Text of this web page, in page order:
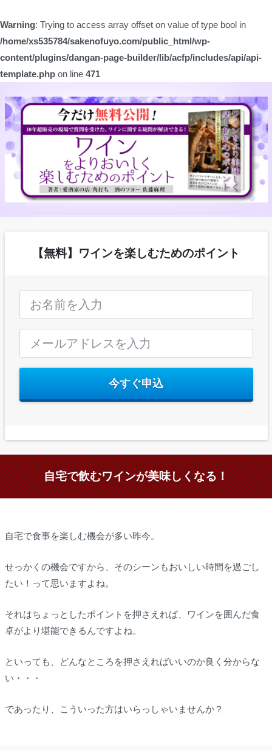
Warning: Trying to access array offset on value of type bool in
/home/xs535784/sakenofuyo.com/public_html/wp-
content/plugins/dangan-page-builder/lib/acfp/includes/api/api-
template.php on line 471
【無料】ワインを楽しむためのポイント
今すぐ申込
自宅で飲むワインが美味しくなる！
自宅で食事を楽しむ機会が多い昨今。
せっかくの機会ですから、そのシーンもおいしい時間を過ごし
たい！って思いますよね。
それはちょっとしたポイントを押さえれば、ワインを囲んだ食
卓がより堪能できるんですよね。
といっても、どんなところを押さえればいいのか良く分からな
い・・・
であったり、こういった方はいらっしゃいませんか？